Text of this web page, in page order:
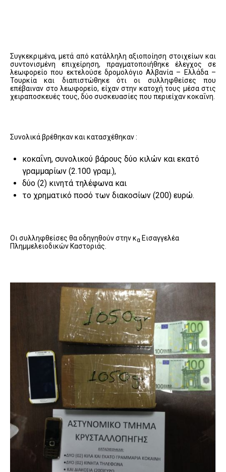
Συγκεκριμένα, μετά από κατάλληλη αξιοποίηση στοιχείων και
συντονισμένη επιχείρηση, πραγματοποιήθηκε έλεγχος σε
λεωφορείο που εκτελούσε δρομολόγιο Αλβανία – Ελλάδα –
Τουρκία και διαπιστώθηκε ότι οι συλληφθείσες που
επέβαιναν στο λεωφορείο, είχαν στην κατοχή τους μέσα στις
χειραποσκευές τους, δύο συσκευασίες που περιείχαν κοκαΐνη.
Συνολικά βρέθηκαν και κατασχέθηκαν :
κοκαΐνη, συνολικού βάρους δύο κιλών και εκατό
γραμμαρίων (2.100 γραμ.),
δύο (2) κινητά τηλέφωνα και
το χρηματικό ποσό των διακοσίων (200) ευρώ.
Οι συλληφθείσες θα οδηγηθούν στην κα Εισαγγελέα
Πλημμελειοδικών Καστοριάς.